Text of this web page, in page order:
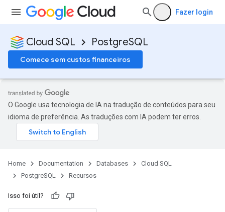
Fazer login
Cloud SQL PostgreSQL
Comece sem custos financeiros
O Google usa tecnologia de IA na tradução de conteúdos para seu
idioma de preferência. As traduções com IA podem ter erros.
Home Documentation Databases
Cloud SQL
PostgreSQL
Recursos
Isso foi útil?